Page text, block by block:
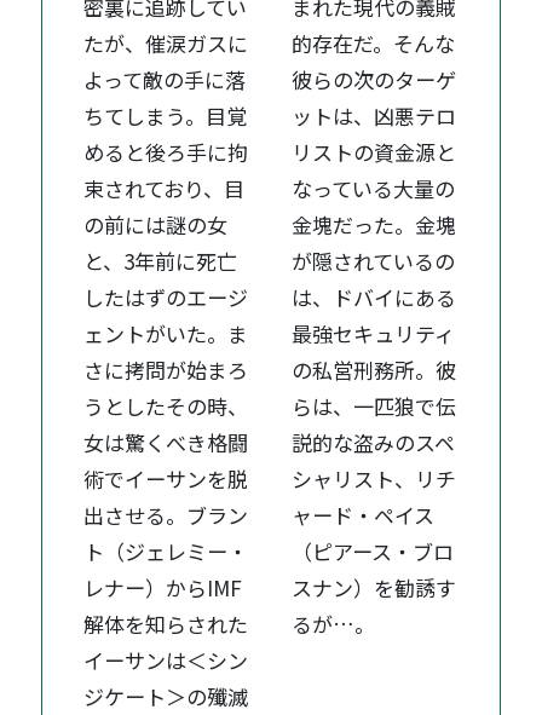
密裏に追跡してい
たが、催涙ガスに
よって敵の手に落
ちてしまう。目覚
めると後ろ手に拘
束されており、目
の前には謎の女
と、3年前に死亡
したはずのエージ
ェントがいた。ま
さに拷問が始まろ
うとしたその時、
女は驚くべき格闘
術でイーサンを脱
出させる。ブラン
ト（ジェレミー・
レナー）からIMF
解体を知らされた
イーサンは＜シン
ジケート＞の殲滅
まれた現代の義賊
的存在だ。そんな
彼らの次のターゲ
ットは、凶悪テロ
リストの資金源と
なっている大量の
金塊だった。金塊
が隠されているの
は、ドバイにある
最強セキュリティ
の私営刑務所。彼
らは、一匹狼で伝
説的な盗みのスペ
シャリスト、リチ
ャード・ペイス
（ピアース・ブロ
スナン）を勧誘す
るが…。